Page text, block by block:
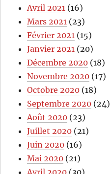
Avril 2021 (16)
Mars 2021 (23)
Février 2021 (15)
Janvier 2021 (20)
Décembre 2020 (18)
Novembre 2020 (17)
Octobre 2020 (18)
Septembre 2020 (24)
Août 2020 (23)
Juillet 2020 (21)
Juin 2020 (16)
Mai 2020 (21)